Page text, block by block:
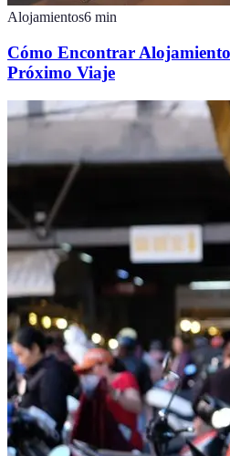
Alojamientos6 min
Cómo Encontrar
Próximo Viaje